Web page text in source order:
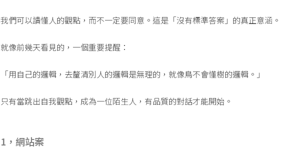
我們可以讀懂人的觀點，而不一定要同意。這是「沒有標準答案」的真正意涵。
就像前幾天看見的，一個重要提醒：
「用自己的邏輯，去釐清別人的邏輯是無理的，就像鳥不會懂樹的邏輯。」
只有當跳出自我觀點，成為一位陌生人，有品質的對話才能開始。
1，網站案